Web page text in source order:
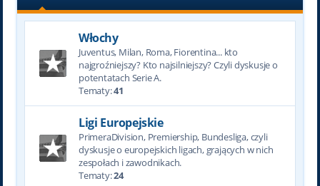
Włochy
Juventus, Milan, Roma, Fiorentina... kto
najgroźniejszy? Kto najsilniejszy? Czyli dyskusje o
potentatach Serie A.
Tematy:41
Ligi Europejskie
PrimeraDivision, Premiership, Bundesliga, czyli
dyskusje o europejskich ligach, grających w nich
zespołach i zawodnikach.
Tematy:24